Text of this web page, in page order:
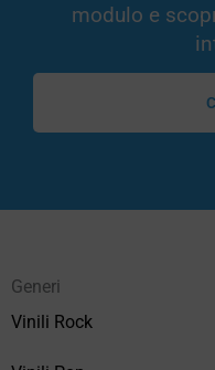
modulo e
Generi
Vinili Rock